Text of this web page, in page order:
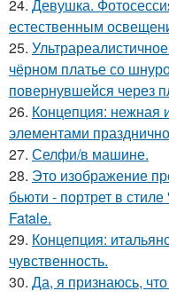
24. Девушка.
естественным
25.
чёрном платье со
повернувшейся через
26. Концепция: нежная
элементами
27. Селфи/в машине.
28. Это изображение
бьюти - портрет в
Fatale.
29. Концепция:
чувственность.
30. Да, я признаюсь,